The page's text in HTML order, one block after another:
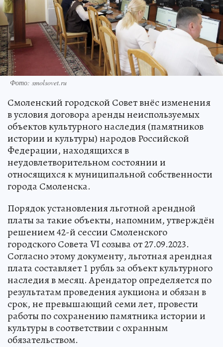
Фото: smolsovet.ru
Смоленский городской Совет внёс изменения
в условия договора аренды неиспользуемых
объектов культурного наследия (памятников
истории и культуры) народов Российской
Федерации, находящихся в
неудовлетворительном состоянии и
относящихся к муниципальной собственности
города Смоленска.
Порядок установления льготной арендной
платы за такие объекты, напомним, утверждён
решением 42-й сессии Смоленского
городского Совета VI созыва от 27.09.2023.
Согласно этому документу, льготная арендная
плата составляет 1 рубль за объект культурного
наследия в месяц. Арендатор определяется по
результатам проведения аукциона и обязан в
срок, не превышающий семи лет, провести
работы по сохранению памятника истории и
культуры в соответствии с охранным
обязательством.